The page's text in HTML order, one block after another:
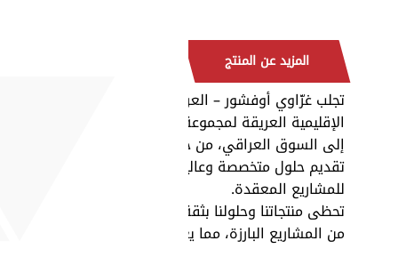
المزيد عن المنتج
تجلب غزّاوي أوفشور – العراق الخبرة
الإقليمية العريقة لمجموعة غزّاوي
إلى السوق العراقي، من خلال
تقديم حلول متخصصة وعالية الجودة
للمشاريع المعقدة.
تحظى منتجاتنا وحلولنا بثقة العديد
من المشاريع البارزة، مما يعكس